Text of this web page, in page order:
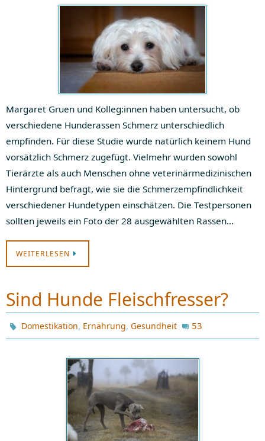
Margaret Gruen und Kolleg:innen haben untersucht, ob
verschiedene Hunderassen Schmerz unterschiedlich
empfinden. Für diese Studie wurde natürlich keinem Hund
vorsätzlich Schmerz zugefügt. Vielmehr wurden sowohl
Tierärzte als auch Menschen ohne veterinärmedizinischen
Hintergrund befragt, wie sie die Schmerzempfindlichkeit
verschiedener Hundetypen einschätzen. Die Testpersonen
sollten jeweils ein Foto der 28 ausgewählten Rassen…
WEITERLESEN
Sind Hunde Fleischfresser?
Domestikation, Ernährung,Gesundheit 53